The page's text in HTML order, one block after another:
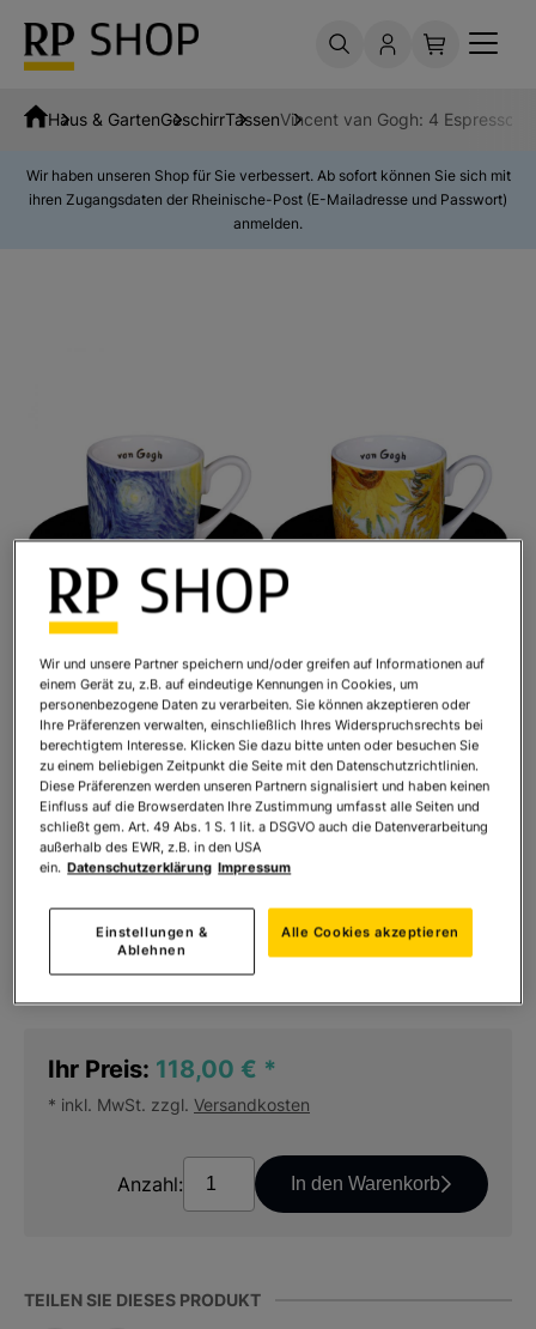
Haus & GartenGeschirrTassenVincent van Gogh: 4
Wir haben unseren Shop für Sie verbessert. Ab sofort können Sie sich mit
ihren Zugangsdaten der Rheinische-Post (E-Mailadresse und Passwort)
anmelden.
Vincent van Gogh: 4 Espressotassen mit
Künstlermotiven im Set, Porzellan
924882
Sofort lieferbar
Ihr Preis: 118,00 € *
* inkl. MwSt. zzgl. Versandkosten
Anzahl: In den Warenkorb
TEILEN SIE DIESES PRODUKT
Wir und unsere Partner speichern und/oder greifen auf Informationen auf
einem Gerät zu, z.B. auf eindeutige Kennungen in Cookies, um
personenbezogene Daten zu verarbeiten. Sie können akzeptieren oder
Ihre Präferenzen verwalten, einschließlich Ihres Widerspruchsrechts bei
berechtigtem Interesse. Klicken Sie dazu bitte unten oder besuchen Sie
zu einem beliebigen Zeitpunkt die Seite mit den Datenschutzrichtlinien.
Diese Präferenzen werden unseren Partnern signalisiert und haben keinen
Einfluss auf die Browserdaten Ihre Zustimmung umfasst alle Seiten und
schließt gem. Art. 49 Abs. 1 S. 1 lit. a DSGVO auch die Datenverarbeitung
außerhalb des EWR, z.B. in den USA
ein. Datenschutzerklärung Impressum
Einstellungen &
Ablehnen
Alle Cookies akzeptieren